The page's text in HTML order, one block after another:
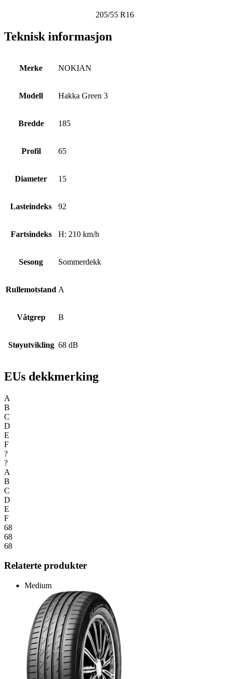
205/55 R16
Teknisk informasjon
Merke NOKIAN
Modell Hakka Green 3
Bredde 185
Profil 65
Diameter 15
Lasteindeks 92
Fartsindeks H: 210 km/h
Sesong Sommerdekk
Rullemotstand A
Våtgrep B
Støyutvikling 68 dB
EUs dekkmerking
A
B
C
D
E
F
?
?
A
B
C
D
E
F
68
68
68
Relaterte produkter
Medium